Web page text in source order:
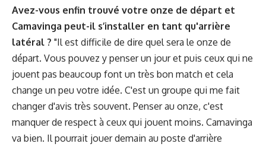
Avez-vous enfin trouvé votre onze de départ et
Camavinga peut-il s’installer en tant qu'arrière
latéral ? "Il est difficile de dire quel sera le onze de
départ. Vous pouvez y penser un jour et puis ceux qui ne
jouent pas beaucoup font un très bon match et cela
change un peu votre idée. C'est un groupe qui me fait
changer d'avis très souvent. Penser au onze, c'est
manquer de respect à ceux qui jouent moins. Camavinga
va bien. Il pourrait jouer demain au poste d'arrière